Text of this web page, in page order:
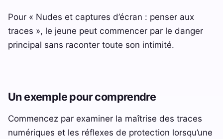
Pour « Nudes et captures d’écran : penser aux
traces », le jeune peut commencer par le danger
principal sans raconter toute son intimité.
Un exemple pour comprendre
Commencez par examiner la maîtrise des traces
numériques et les réflexes de protection lorsqu’une